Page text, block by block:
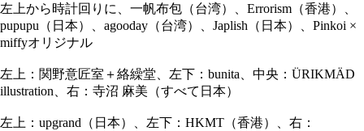
左上から時計回りに、一帆布包（台湾）、Errorism（香港）、
pupupu（日本）、agooday（台湾）、Japlish（日本）、Pinkoi ×
miffyオリジナル
左上：関野意匠室＋絡繰堂、左下：bunita、中央：ÜRIKMÄD
illustration、右：寺沼 麻美（すべて日本）
左上：upgrand（日本）、左下：HKMT（香港）、右：